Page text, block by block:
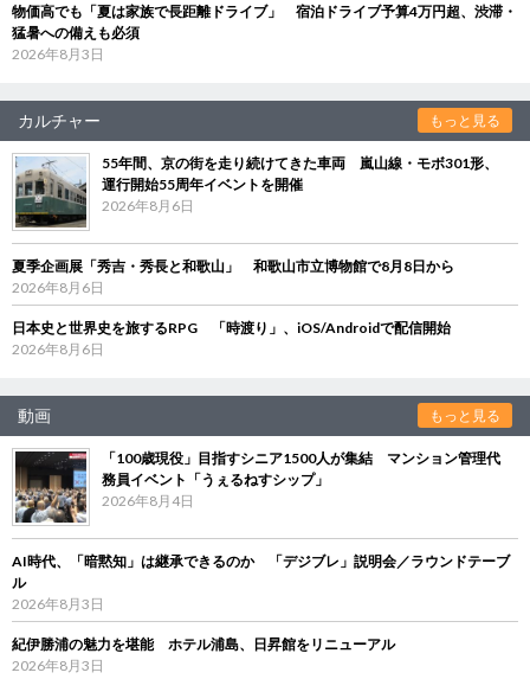
物価高でも「夏は家族で長距離ドライブ」 宿泊ドライブ予算4万円超、渋滞・
猛暑への備えも必須
2026年8月3日
カルチャー もっと見る
55年間、京の街を走り続けてきた車両 嵐山線・モボ301形、
運行開始55周年イベントを開催
2026年8月6日
夏季企画展「秀吉・秀長と和歌山」 和歌山市立博物館で8月8日から
2026年8月6日
日本史と世界史を旅するRPG 「時渡り」、iOS/Androidで配信開始
2026年8月6日
動画 もっと見る
「100歳現役」目指すシニア1500人が集結 マンション管理代
務員イベント「うぇるねすシップ」
2026年8月4日
AI時代、「暗黙知」は継承できるのか 「デジブレ」説明会／ラウンドテーブ
ル
2026年8月3日
紀伊勝浦の魅力を堪能 ホテル浦島、日昇館をリニューアル
2026年8月3日